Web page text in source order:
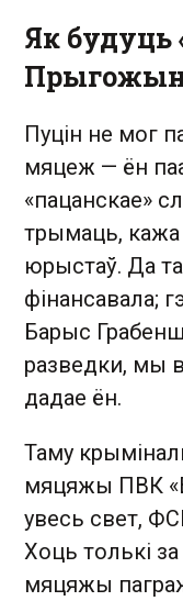
Як будуць
Пуцін не мог
мяцеж — ён
«пацанскае»
трымаць, кажа
юрыстаў. Да
фінансавала;
Барыс
разведки, мы
дадае ён.
Таму
мяцяжы ПВК
увесь свет,
Хоць толькі
мяцяжы